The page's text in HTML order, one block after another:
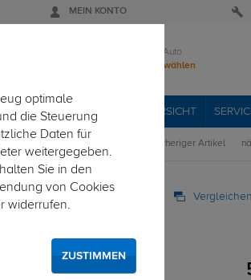
MEIN KONTO
Mein Auto
Bitte wählen
FAHRZEUGÜBERSICHT
vorheriger Artikel
Vergleichen
optimale
die Steuerung
Daten für
weitergegeben.
Sie in den
von Cookies
widerrufen.
ZUSTIMMEN